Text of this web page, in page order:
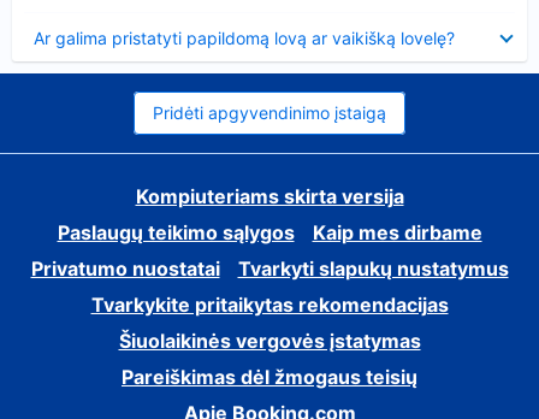
Ar galima pristatyti papildomą lovą ar vaikišką lovelę?
Pridėti apgyvendinimo įstaigą
Kompiuteriams skirta versija
Paslaugų teikimo sąlygos
Kaip mes dirbame
Privatumo nuostatai
Tvarkyti slapukų nustatymus
Tvarkykite pritaikytas rekomendacijas
Šiuolaikinės vergovės įstatymas
Pareiškimas dėl žmogaus teisių
Apie Booking.com